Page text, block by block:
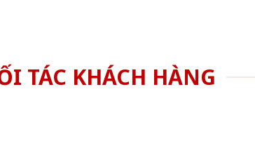
TÁC KHÁCH HÀNG